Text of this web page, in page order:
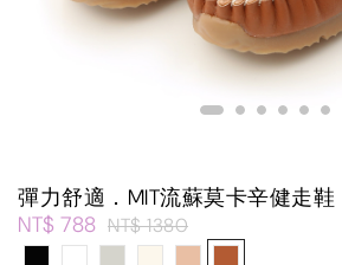
彈力舒適．MIT流蘇莫卡辛健走鞋
NT$ 788 NT$ 1380